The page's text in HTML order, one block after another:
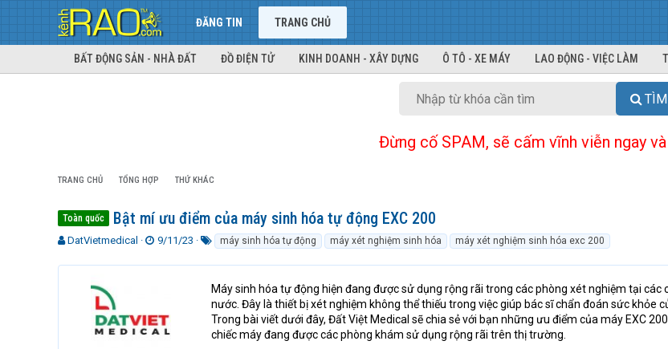
ĐĂNG TIN TRANG CHỦ
BẤT ĐỘNG SẢN - NHÀ ĐẤT ĐỒ ĐIỆN TỬ KINH DOANH - XÂY DỰNG Ô TÔ - XE MÁY LAO ĐỘNG - VIỆC LÀM
TÌM
Đừng cố SPAM, sẽ cấm vĩnh viễn ngay
TRANG CHỦ TỔNG HỢP THỨ KHÁC
Toàn quốc Bật mí ưu điểm của máy sinh hóa tự động EXC 200
T
r
DatVietmedical
N
à
ử
i
9/11/23
k
h
a
máy sinh hóa tự động máy xét nghiệm sinh hóa máy xét nghiệm sinh hóa exc 200
Máy sinh hóa tự động hiện đang được sử dụng rộng rãi trong các phòng xét nghiệm tại các
nước. Đây là thiết bị xét nghiệm không thể thiếu trong việc giúp bác sĩ chẩn đoán sức khỏe
Trong bài viết dưới đây, Đất Việt Medical sẽ chia sẻ với bạn những ưu điểm của máy EXC
chiếc máy đang được các phòng khám sử dụng rộng rãi trên thị trường.